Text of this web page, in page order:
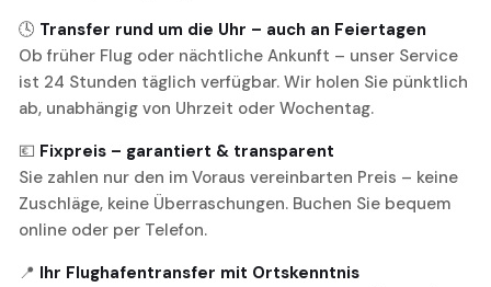
🕓 Transfer rund um die Uhr – auch an Feiertagen
Ob früher Flug oder nächtliche Ankunft – unser Service
ist 24 Stunden täglich verfügbar. Wir holen Sie pünktlich
ab, unabhängig von Uhrzeit oder Wochentag.
💶 Fixpreis – garantiert & transparent
Sie zahlen nur den im Voraus vereinbarten Preis – keine
Zuschläge, keine Überraschungen. Buchen Sie bequem
online oder per Telefon.
📍 Ihr Flughafentransfer mit Ortskenntnis